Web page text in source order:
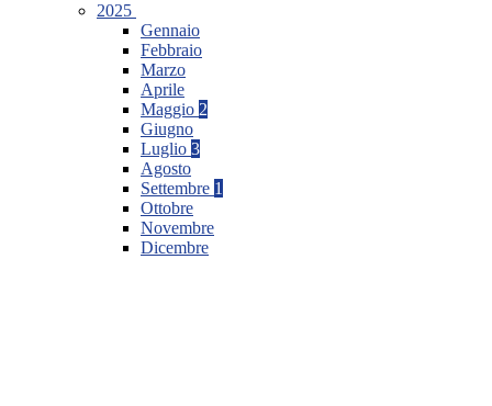
2025
Gennaio
Febbraio
Marzo
Aprile
Maggio 2
Giugno
Luglio 3
Agosto
Settembre 1
Ottobre
Novembre
Dicembre